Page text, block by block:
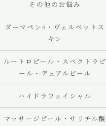
その他のお悩み
ダーマペン4・ヴェルベットス
キン
ルートロピール・スペクトラピ
ール・デュアルピール
ハイドラフェイシャル
マッサージピール・サリチル酸